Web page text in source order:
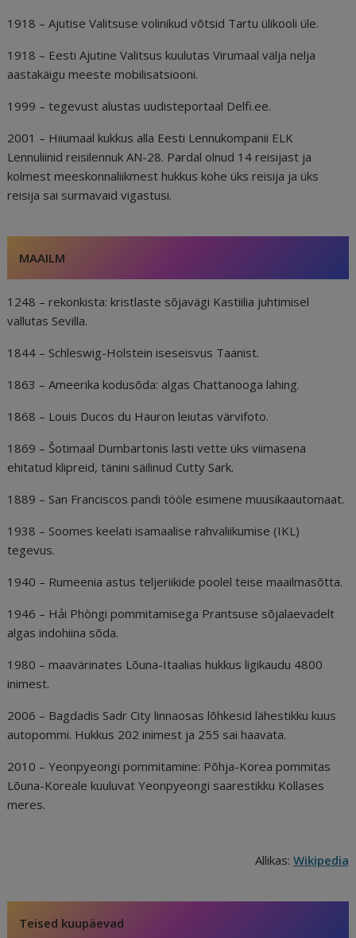
1918 – Ajutise Valitsuse volinikud võtsid Tartu ülikooli üle.
1918 – Eesti Ajutine Valitsus kuulutas Virumaal välja nelja
aastakäigu meeste mobilisatsiooni.
1999 – tegevust alustas uudisteportaal Delfi.ee.
2001 – Hiiumaal kukkus alla Eesti Lennukompanii ELK
Lennuliinid reisilennuk AN-28. Pardal olnud 14 reisijast ja
kolmest meeskonnaliikmest hukkus kohe üks reisija ja üks
reisija sai surmavaid vigastusi.
MAAILM
1248 – rekonkista: kristlaste sõjavägi Kastiilia juhtimisel
vallutas Sevilla.
1844 – Schleswig-Holstein iseseisvus Taanist.
1863 – Ameerika kodusõda: algas Chattanooga lahing.
1868 – Louis Ducos du Hauron leiutas värvifoto.
1869 – Šotimaal Dumbartonis lasti vette üks viimasena
ehitatud klipreid, tänini säilinud Cutty Sark.
1889 – San Franciscos pandi tööle esimene muusikaautomaat.
1938 – Soomes keelati isamaalise rahvaliikumise (IKL)
tegevus.
1940 – Rumeenia astus teljeriikide poolel teise maailmasõtta.
1946 – Hải Phòngi pommitamisega Prantsuse sõjalaevadelt
algas indohiina sõda.
1980 – maavärinates Lõuna-Itaalias hukkus ligikaudu 4800
inimest.
2006 – Bagdadis Sadr City linnaosas lõhkesid lähestikku kuus
autopommi. Hukkus 202 inimest ja 255 sai haavata.
2010 – Yeonpyeongi pommitamine: Põhja-Korea pommitas
Lõuna-Koreale kuuluvat Yeonpyeongi saarestikku Kollases
meres.
Allikas: Wikipedia
Teised kuupäevad